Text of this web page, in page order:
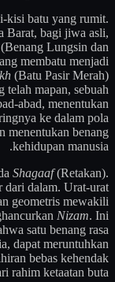
batu yang rumit.
Barat, bagi jiwa asli,
Lungsin dan
membatu menjadi
(Batu Pasir Merah)
telah mapan, sebuah
abad, menentukan
ke dalam pola
menentukan benang
kehidupan manusia.
Shagaaf(Retakan).
dari dalam. Urat-urat
geometris mewakili
Nizam. Ini
satu benang rasa
dapat meruntuhkan
bebas kehendak
rahim ketaatan buta.